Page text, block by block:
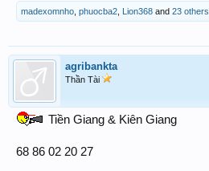
madexomnho phuocba2 Lion368 and 23 others
agribankta
Thần Tài
Tiền Giang & Kiên Giang
68 86 02 20 27